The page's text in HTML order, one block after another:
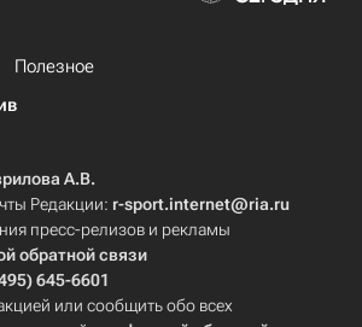
Полезное
А.В.
Редакции: r-sport.internet@ria.ru
пресс-релизов и рекламы
обратной связи
645-6601
или сообщить обо всех